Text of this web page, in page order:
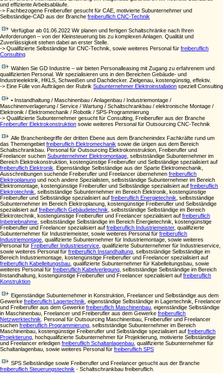
und effiziente Arbeitsabläufe.
-> Fachbezogene Freiberufler gesucht für CAE, motivierte Subunternehmer und
Selbständige-CAD aus der Branche freiberuflich CNC-Technik
Verfügbar ab 01.06.2022 Wir planen und fertigen Schaltschränke nach Ihren
Anforderungen – von der Kleinsteuerung bis zu komplexen Anlagen. Qualität und
Zuverlässigkeit stehen dabei an erster Stelle.
-> Qualifizierte Selbständige für CNC-Technik, sowie weiteres Personal für freiberuflich
Consulting
Wählen Sie GD Industrie – wir bieten Personalleasing mit Zugang zu erfahrenem und
qualifizierten Personal. Wir spezialisieren uns in den Bereichen Gebäude- und
Industrieelektrik, HKLS, Schweißen und Dachdecker. Zielgenau, kostengünstig, effektiv.
-> Eine Fülle von Aufträgen der Rubrik Subunternehmer Elektroinstallation speziell Consulting
• Instandhaltung / Maschinenbau / Anlagenbau / Industriemontage /
Maschinenverlagerung / Service / Wartung / Schaltschrankbau / elektronische Montage /
Elektronik / Elektromechanik / Robotik / SPS-Programmierung
-> Qualifizierte Subunternehmer gesucht für Consulting, Freiberufler aus der Branche
Freiberufler Elektrokonstruktion sowie weiteres Personal für Outsourcing CNC-Technik
Alle Branchenbegriffe der dritten Ebene aus dem Branchenindex Fachkräfte rund um
das Themengebiet freiberuflich Elektromechanik sowie die ürigen aus dem Bereich
Schaltschrankbau. Personal für Outsourcing Elektrokonstruktion, Freiberufler und
Freelancer suchen Subunternehmer Elektromontage , selbstständige Subunternehmer im
Bereich Elektrokonstruktion, kostengünstige Freiberufler und Selbständige spezialisiert auf
freiberuflich Elektronik . Eigenständige Selbständige aus der Sparte Elektromechanik,
Ausschreibungen suchende Freiberufler und Freelancer übernehmen freiberuflich
Elektroplanung und noch andere Spezialisten, selbstständige Subunternehmer im Bereich
Elektromontage, kostengünstige Freiberufler und Selbständige spezialisiert auf freiberuflich
Elektrotechnik , selbstständige Subunternehmer im Bereich Elektronik, kostengünstige
Freiberufler und Selbständige spezialisiert auf freiberuflich Energietechnik , selbstständige
Subunternehmer im Bereich Elektroplanung, kostengünstige Freiberufler und Selbständige
spezialisiert auf freiberuflich Gebäudetechnik , selbstständige Selbständige im Bereich
Elektrotechnik, kostengünstige Freiberufler und Freelancer spezialisiert auf freiberuflich
Inbetriebnahme , selbstständige Selbständige im Bereich Energietechnik, kostengünstige
Freiberufler und Freelancer spezialisiert auf freiberuflich Industriemeister, qualifizierte
Subunternehmer für Industriemeister, sowie weiteres Personal für freiberuflich
Industriemontage , qualifizierte Subunternehmer für Industriemontage, sowie weiteres
Personal für Freiberufler Industrieservice , qualifizierte Subunternehmer für Industrieservice,
sowie weiteres Personal für freiberuflich Instandhaltung , selbstständige Selbständige im
Bereich Industriemontage, kostengünstige Freiberufler und Freelancer spezialisiert auf
freiberuflich Kabelleitungsbau , qualifizierte Subunternehmer für Kabelleitungsbau, sowie
weiteres Personal für freiberuflich Kabelverlegung , selbstständige Selbständige im Bereich
Instandhaltung, kostengünstige Freiberufler und Freelancer spezialisiert auf freiberuflich
Konstruktion
Eigenständige Subunternehmer in Konstruktion, Freelancer und Selbständige aus dem
Gewerke freiberuflich Lagertechnik , eigenständige Selbständige in Lagertechnik, Freelancer
und Freiberufler aus dem Gewerke freiberuflich Maschinenbau , eigenständige Selbständige
in Maschinenbau, Freelancer und Freiberufler aus dem Gewerke freiberuflich
Netzwerktechnik . Personal für Outsourcing Maschinenbau, Freiberufler und Freelancer
suchen freiberuflich Programmierung , selbstständige Subunternehmer im Bereich
Maschinenbau, kostengünstige Freiberufler und Selbständige spezialisiert auf freiberuflich
Projektierung , hochqualifizierte Subunternehmer für Projektierung, motivierte Selbständige
und Freelancer erledigen freiberuflich Schaltanlagenbau , qualifizierte Subunternehmer für
Schaltanlagenbau, sowie weiteres Personal für freiberuflich SPS
SPS Selbständige sowie Freiberufler und Freelancer gesucht aus der Branche
freiberuflich Steuerungstechnik - Schaltschrankbau freiberuflich.